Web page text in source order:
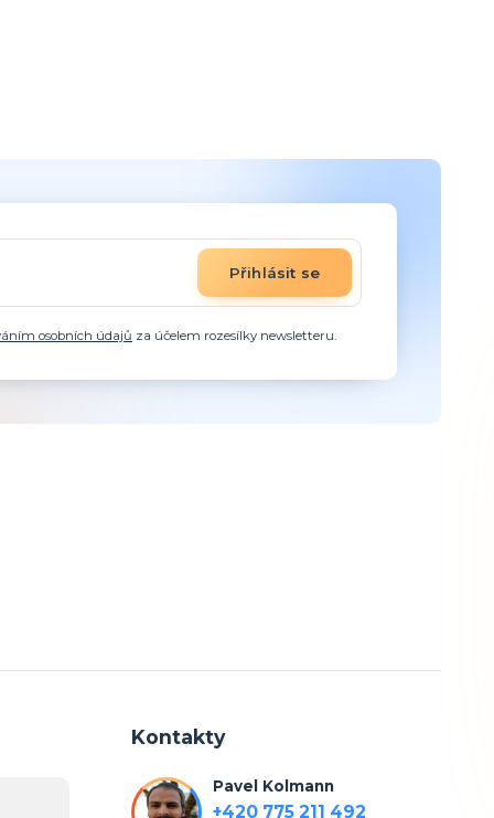
Přihlásit se
osobních údajů za účelem rozesílky newsletteru.
Kontakty
Pavel Kolmann
+420 775 211 492